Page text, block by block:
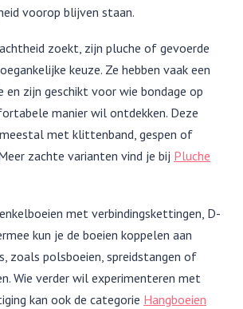
voorop blijven staan.
zoekt, zijn pluche of gevoerde
keuze. Ze hebben vaak een
en zijn geschikt voor wie bondage op
manier wil ontdekken. Deze
met klittenband, gespen of
zachte varianten vind je bij Pluche
met verbindingskettingen, D-
kun je de boeien koppelen aan
zoals polsboeien, spreidstangen of
Wie verder wil experimenteren met
kan ook de categorie Hangboeien